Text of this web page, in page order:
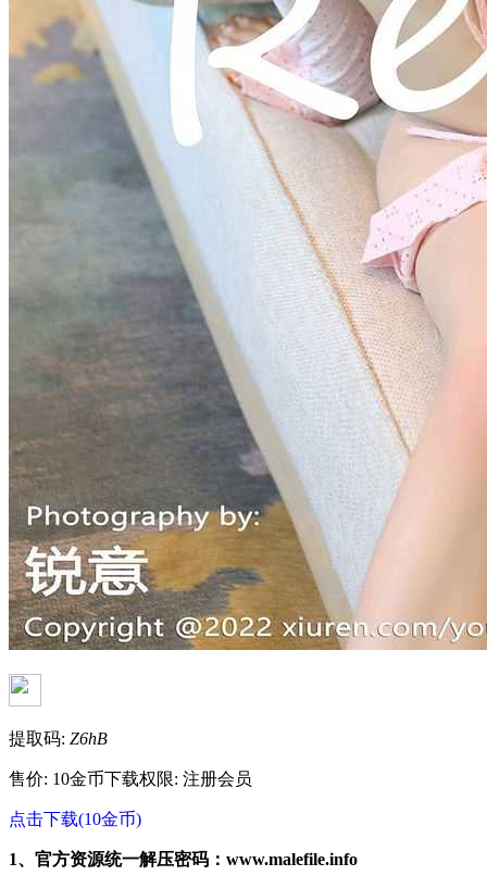
提取码: Z6hB
售价: 10金币下载权限: 注册会员
点击下载(10金币)
1、官方资源统一解压密码：www.malefile.info